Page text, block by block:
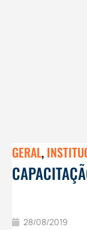
GERAL,
28/08/2019